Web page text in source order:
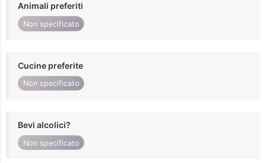
Animali preferiti
Non specificato
Cucine preferite
Non specificato
Bevi alcolici?
Non specificato